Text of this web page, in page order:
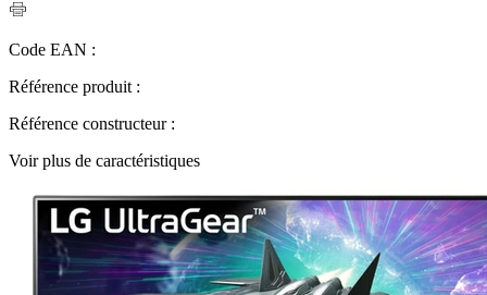
Code EAN :
Référence produit :
Référence constructeur :
Voir plus de caractéristiques